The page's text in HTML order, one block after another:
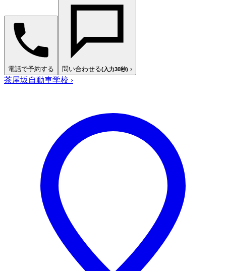
電話で予約する 問い合わせる(入力30秒) ›
茶屋坂自動車学校 ›